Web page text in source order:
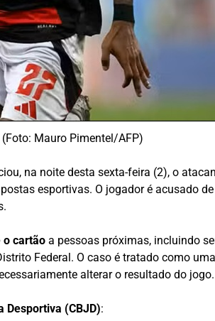
Mauro Pimentel/AFP)
na noite desta sexta-feira (2), o
esportivas. O jogador é acusado
o cartão a pessoas próximas, incluindo
Federal. O caso é tratado como
alterar o resultado do jogo.
Desportiva (CBJD):